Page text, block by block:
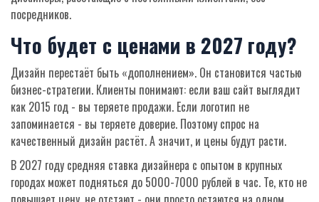
посредников.
Что будет с ценами в 2027 году?
Дизайн перестаёт быть «дополнением». Он становится частью
бизнес-стратегии. Клиенты понимают: если ваш сайт выглядит
как 2015 год - вы теряете продажи. Если логотип не
запоминается - вы теряете доверие. Поэтому спрос на
качественный дизайн растёт. А значит, и цены будут расти.
В 2027 году средняя ставка дизайнера с опытом в крупных
городах может подняться до 5000-7000 рублей в час. Те, кто не